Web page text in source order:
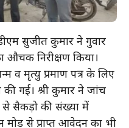
सुजीत कुमार ने गुरुवार
औचक निरीक्षण किया।
व मृत्यु प्रमाण पत्र के लिए
की गई। श्री कुमार ने जांच
से सैकड़ो की संख्या में
से प्राप्त आवेदन का भी